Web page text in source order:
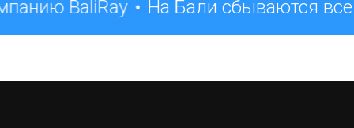
BaliRay На Бали сбываются